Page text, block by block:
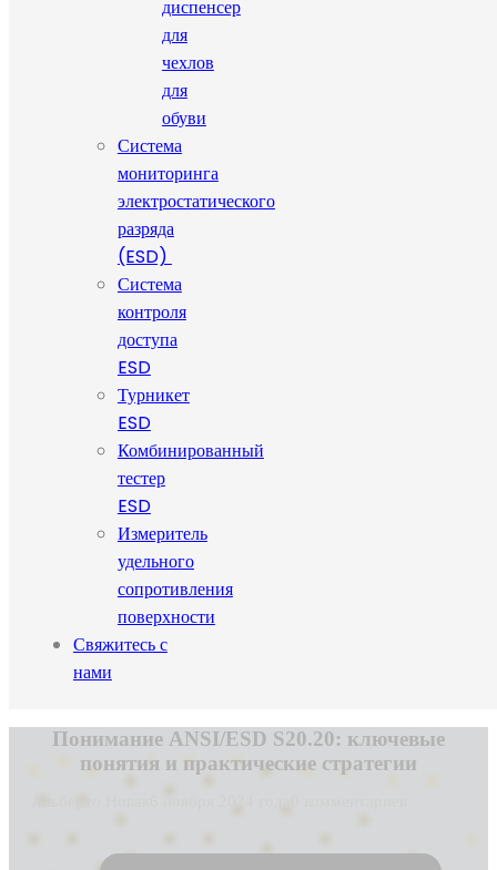
диспенсер
для
чехлов
для
обуви
Система
мониторинга
электростатического
разряда
(ESD)
Система
контроля
доступа
ESD
Турникет
ESD
Комбинированный
тестер
ESD
Измеритель
удельного
сопротивления
поверхности
Свяжитесь с
нами
Понимание ANSI/ESD S20.20: ключевые
понятия и практические стратегии